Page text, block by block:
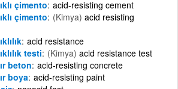
çimento acid-resisting cement
çimento (Kimya) acid resisting
acid resistance
testi (Kimya) acid resistance test
beton acid-resisting concrete
boya acid-resisting paint